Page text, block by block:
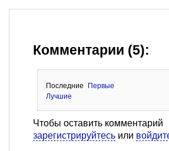
Комментарии (5):
Последние
Первые
Лучшие
Чтобы оставить комментарий
зарегистрируйтесь или